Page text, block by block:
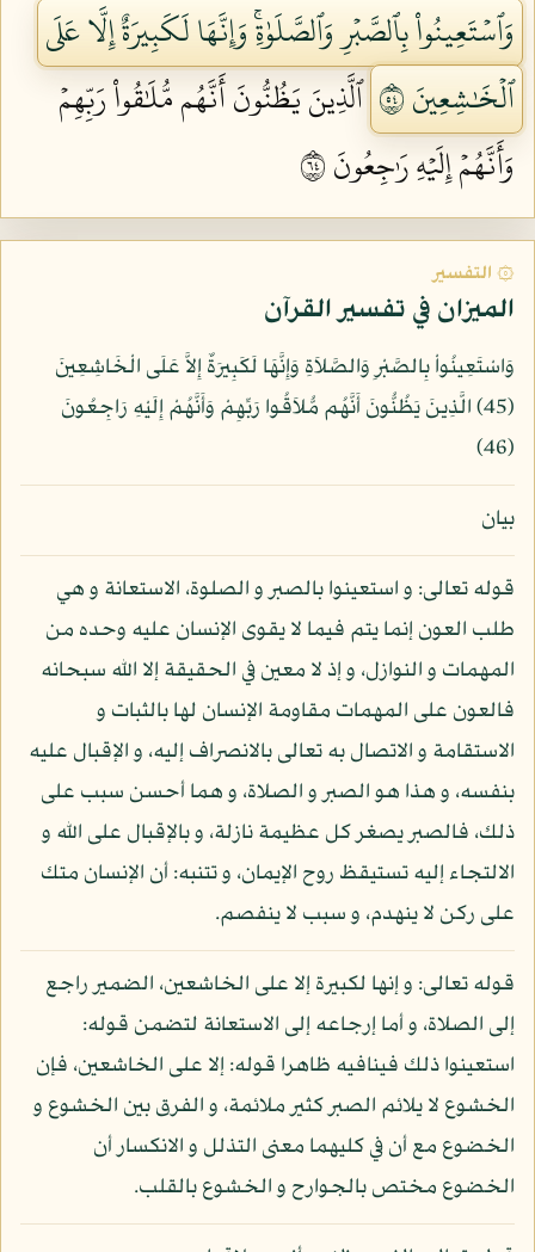
وَٱسۡتَعِينُواْ بِٱلصَّبۡرِ وَٱلصَّلَوٰةِۚ وَإِنَّهَا لَكَبِيرَةٌ إِلَّا عَلَى
ٱلۡخَٰشِعِينَ ٤٥
ٱلَّذِينَ يَظُنُّونَ أَنَّهُم مُّلَٰقُواْ رَبِّهِمۡ
وَأَنَّهُمۡ إِلَيۡهِ رَٰجِعُونَ ٤٦
۞ التفسير
الميزان في تفسير القرآن
وَاسْتَعِينُواْ بِالصَّبْرِ وَالصَّلاَةِ وَإِنَّهَا لَكَبِيرَةٌ إِلاَّ عَلَى الْخَاشِعِينَ
(45) الَّذِينَ يَظُنُّونَ أَنَّهُم مُّلاَقُوا رَبِّهِمْ وَأَنَّهُمْ إِلَيْهِ رَاجِعُونَ
(46)
بيان
قوله تعالى: و استعينوا بالصبر و الصلوة، الاستعانة و هي
طلب العون إنما يتم فيما لا يقوى الإنسان عليه وحده من
المهمات و النوازل، و إذ لا معين في الحقيقة إلا الله سبحانه
فالعون على المهمات مقاومة الإنسان لها بالثبات و
الاستقامة و الاتصال به تعالى بالانصراف إليه، و الإقبال عليه
بنفسه، و هذا هو الصبر و الصلاة، و هما أحسن سبب على
ذلك، فالصبر يصغر كل عظيمة نازلة، و بالإقبال على الله و
الالتجاء إليه تستيقظ روح الإيمان، و تتنبه: أن الإنسان متك
على ركن لا ينهدم، و سبب لا ينفصم.
قوله تعالى: و إنها لكبيرة إلا على الخاشعين، الضمير راجع
إلى الصلاة، و أما إرجاعه إلى الاستعانة لتضمن قوله:
استعينوا ذلك فينافيه ظاهرا قوله: إلا على الخاشعين، فإن
الخشوع لا يلائم الصبر كثير ملائمة، و الفرق بين الخشوع و
الخضوع مع أن في كليهما معنى التذلل و الانكسار أن
الخضوع مختص بالجوارح و الخشوع بالقلب.